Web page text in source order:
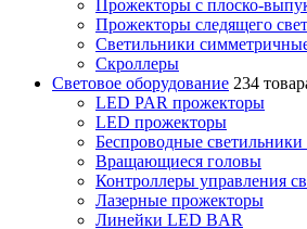
Прожекторы с плоско-
Прожекторы следящего
Светильники
Скроллеры
Световое оборудование 234
LED PAR прожекторы
LED прожекторы
Беспроводные
Вращающиеся головы
Контроллеры управления
Лазерные прожекторы
Линейки LED BAR